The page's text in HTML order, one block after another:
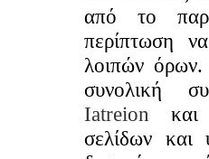
από το
περίπτωση
λοιπών
συνολική
Iatreion και
σελίδων και